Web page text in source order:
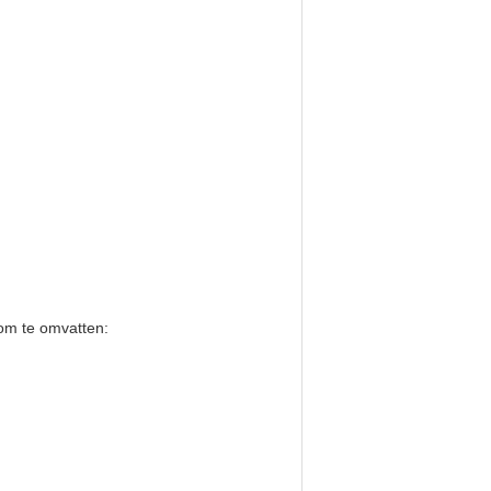
te omvatten: